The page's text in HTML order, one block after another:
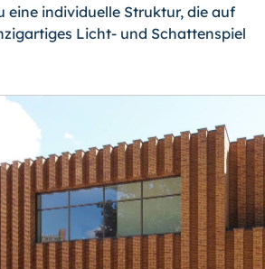
eine individuelle Struktur, die auf
Licht- und Schattenspiel